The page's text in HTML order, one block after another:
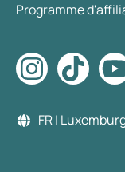
Programme
FR |